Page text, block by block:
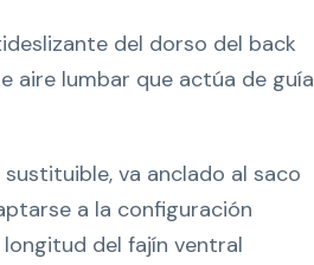
del dorso del back
aire lumbar que actúa de guía
va anclado al saco
a la configuración
del fajín ventral